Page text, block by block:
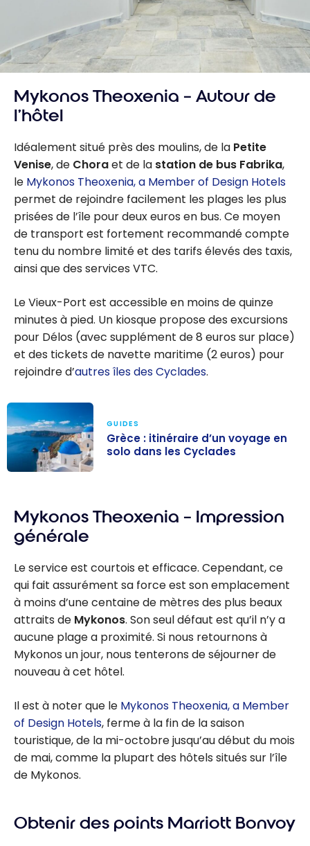
Mykonos Theoxenia – Autour de
l’hôtel
Idéalement situé près des moulins, de la Petite
Venise, de Choraet de la station de bus Fabrika,
le Mykonos Theoxenia, a Member of Design Hotels
permet de rejoindre facilement les plages les plus
prisées de l’île pour deux euros en bus. Ce moyen
de transport est fortement recommandé compte
tenu du nombre limité et des tarifs élevés des taxis,
ainsi que des services VTC.
Le Vieux-Port est accessible en moins de quinze
minutes à pied. Un kiosque propose des excursions
pour Délos (avec supplément de 8 euros sur place)
et des tickets de navette maritime (2 euros) pour
rejoindre d’autres îles des Cyclades.
voyage en solo
dans les
Cyclades
GUIDES
Grèce : itinéraire d’un voyage en
solo dans les Cyclades
Mykonos Theoxenia – Impression
générale
Le service est courtois et efficace. Cependant, ce
qui fait assurément sa force est son emplacement
à moins d’une centaine de mètres des plus beaux
attraits de Mykonos. Son seul défaut est qu’il n’y a
aucune plage a proximité. Si nous retournons à
Mykonos un jour, nous tenterons de séjourner de
nouveau à cet hôtel.
Il est à noter que le Mykonos Theoxenia, a Member
of Design Hotels, ferme à la fin de la saison
touristique, de la mi-octobre jusqu’au début du mois
de mai, comme la plupart des hôtels situés sur l’île
de Mykonos.
Obtenir des points Marriott Bonvoy